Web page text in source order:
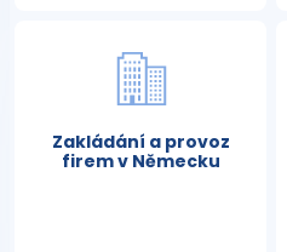
Zakládání a provoz
firem v Německu